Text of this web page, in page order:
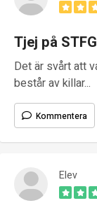
Tjej på STFG
Det är svårt att
består av killar...
Kommentera
Elev